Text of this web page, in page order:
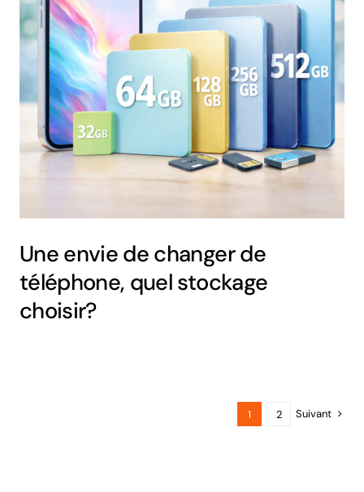
Une envie de changer de
téléphone, quel stockage
choisir?
1 2 Suivant